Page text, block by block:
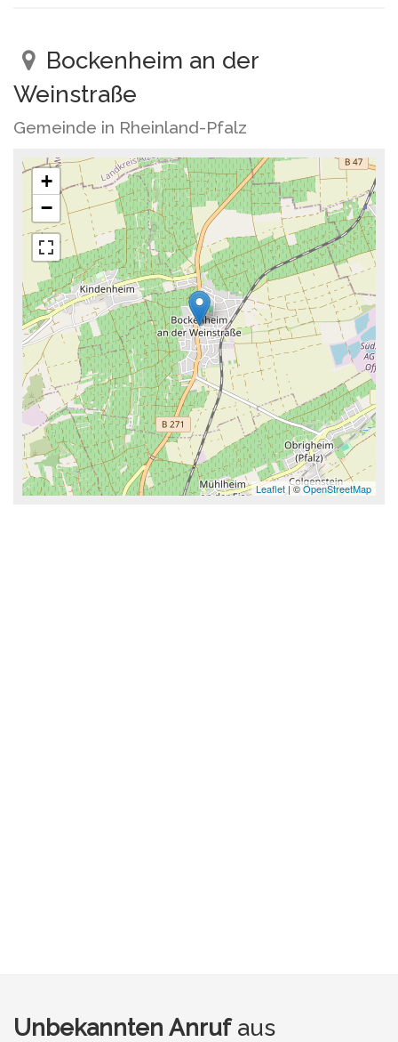
Bockenheim an der
Weinstraße
Gemeinde in Rheinland-Pfalz
+
−
Leaflet | ©OpenStreetMap
Unbekannten Anrufaus